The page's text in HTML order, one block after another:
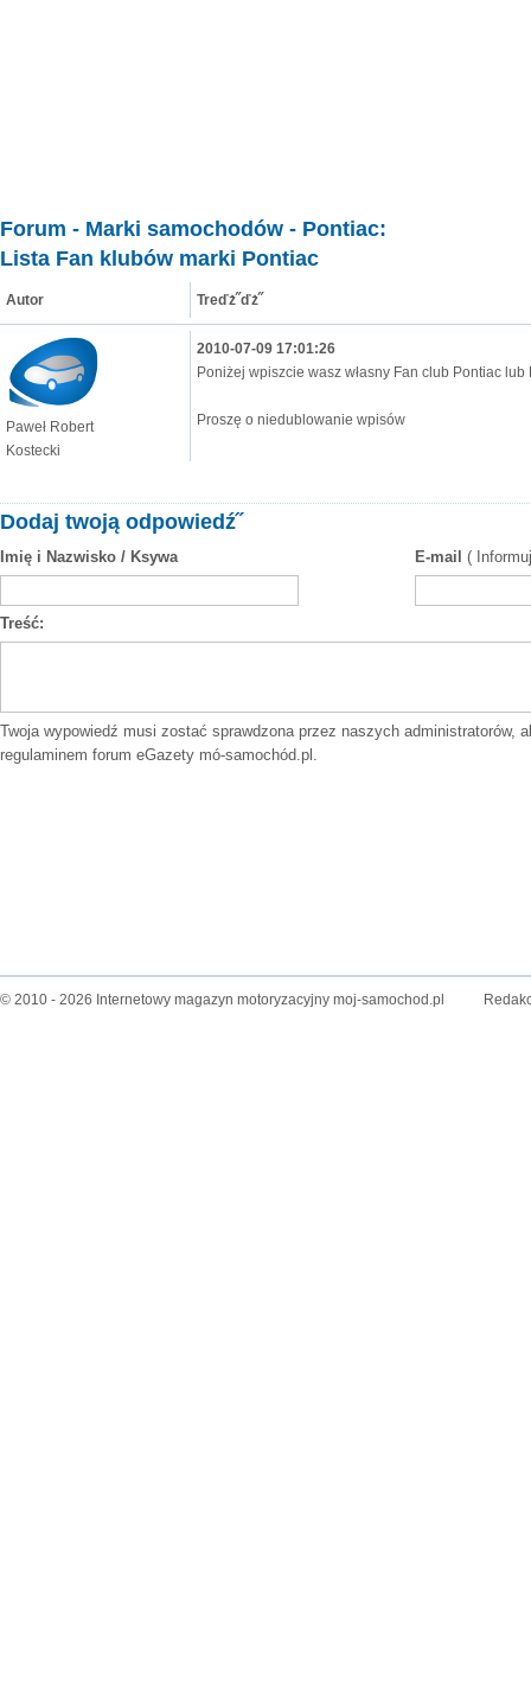
Forum - Marki samochodów - Pontiac:
Lista Fan klubów marki Pontiac
Autor Treďż˝ďż˝
Paweł Robert
Kostecki
2010-07-09 17:01:26
Poniżej wpiszcie wasz własny Fan club Pontiac
Proszę o niedublowanie wpisów
Dodaj twoją odpowiedź˝
Imię i Nazwisko / Ksywa E-mail (
Treść:
Twoja wypowiedź musi zostać sprawdzona przez naszych administratorów,
regulaminem forum eGazety mó-samochód.pl.
© 2010 - 2026 Internetowy magazyn motoryzacyjny moj-samochod.pl